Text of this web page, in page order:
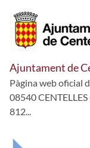
Ajuntament de
Pàgina web oficial
08540
812...